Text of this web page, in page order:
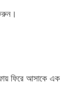
ফিরে আসাকে